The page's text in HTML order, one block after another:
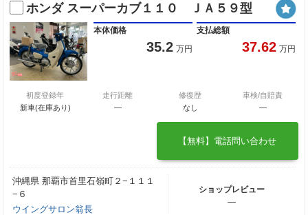
ホンダ スーパーカブ１１０ ＪＡ５９型
本体価格
35.2 万円
支払総額
37.62 万円
初度登録年
新車(在庫あり)
走行距離
―
修復歴
なし
車検/自賠責
―
【無料】電話問い合わせ
沖縄県 那覇市首里石嶺町２−１１１
−６
ウイングサロン翁長
ショップレビュー
―